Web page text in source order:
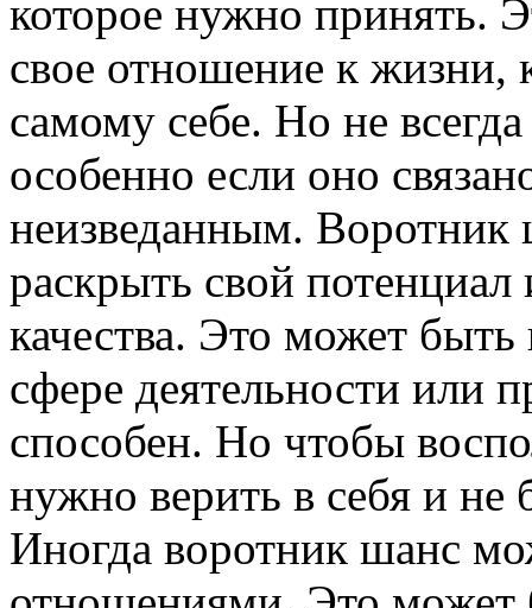
которое нужно принять.
свое отношение к
самому себе. Но не
особенно если оно
неизведанным.
раскрыть свой
качества. Это может
сфере деятельности или
способен. Но чтобы
нужно верить в себя и не
Иногда воротник шанс